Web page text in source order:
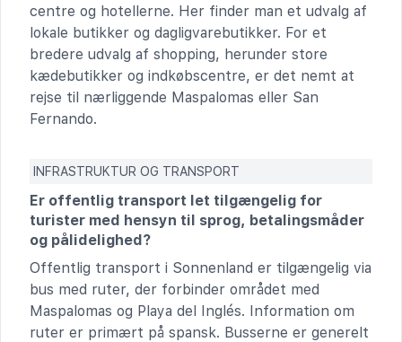
centre og hotellerne. Her finder man et udvalg af
lokale butikker og dagligvarebutikker. For et
bredere udvalg af shopping, herunder store
kædebutikker og indkøbscentre, er det nemt at
rejse til nærliggende Maspalomas eller San
Fernando.
INFRASTRUKTUR OG TRANSPORT
Er offentlig transport let tilgængelig for
turister med hensyn til sprog, betalingsmåder
og pålidelighed?
Offentlig transport i Sonnenland er tilgængelig via
bus med ruter, der forbinder området med
Maspalomas og Playa del Inglés. Information om
ruter er primært på spansk. Busserne er generelt